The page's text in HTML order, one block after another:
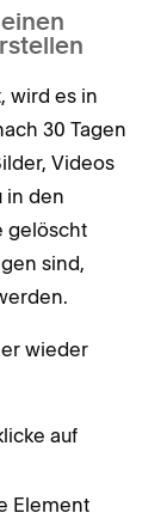
wird es in
30 Tagen
Videos
in den
gelöscht
sind,
wieder
auf
Element